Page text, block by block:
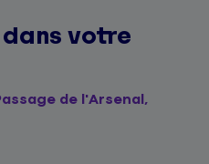
votre
de l'Arsenal,